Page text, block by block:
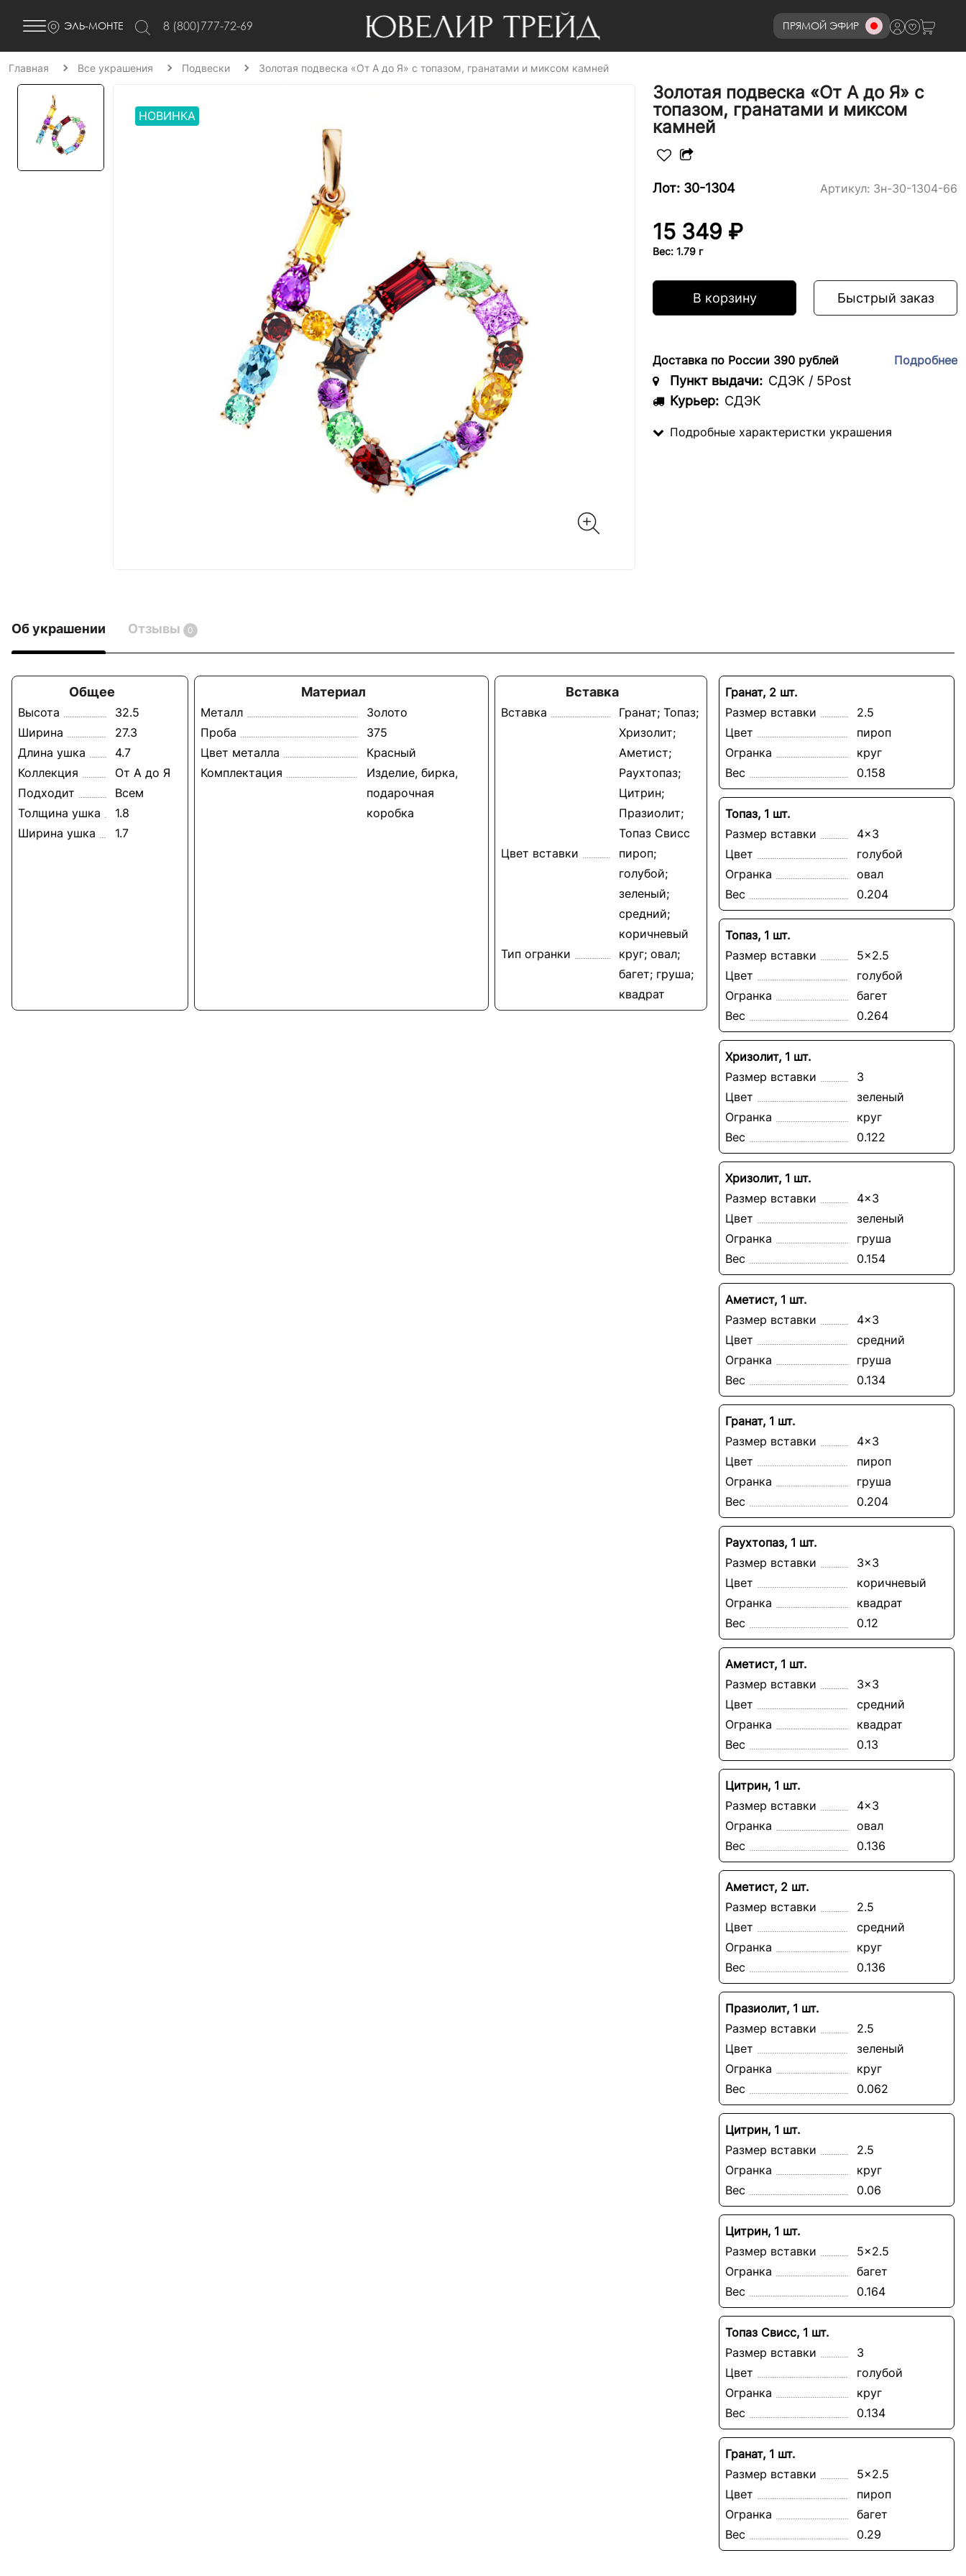
ЭЛЬ-МОНТЕ 8 (800)777-72-69 ПРЯМОЙ ЭФИР8 (800)777-72-69
Главная Все украшения Подвески Золотая подвеска «От А до Я» с топазом, гранатами и миксом камней
НОВИНКА
Золотая подвеска «От А до Я» с
топазом, гранатами и миксом
камней
Лот: 30-1304 Артикул: 3н-30-1304-66
15 349 ₽
Вес: 1.79 г
В корзину Быстрый заказ
Доставка по России 390 рублей Подробнее
Пункт выдачи: СДЭК / 5Post
Курьер: СДЭК
Подробные характеристки украшения
Об украшении Отзывы 0
Общее
Высота
32.5
Ширина
27.3
Длина ушка
4.7
Коллекция
От А до Я
Подходит
Всем
Толщина ушка
1.8
Ширина ушка
1.7
Материал
Металл
Золото
Проба
375
Цвет металла
Красный
Комплектация
Изделие, бирка,
подарочная
коробка
Вставка
Вставка
Гранат; Топаз;
Хризолит;
Аметист;
Раухтопаз;
Цитрин;
Празиолит;
Топаз Свисс
Цвет вставки
пироп;
голубой;
зеленый;
средний;
коричневый
Тип огранки
круг; овал;
багет; груша;
квадрат
Гранат, 2 шт.
Размер вставки
2.5
Цвет
пироп
Огранка
круг
Вес
0.158
Топаз, 1 шт.
Размер вставки
4x3
Цвет
голубой
Огранка
овал
Вес
0.204
Топаз, 1 шт.
Размер вставки
5x2.5
Цвет
голубой
Огранка
багет
Вес
0.264
Хризолит, 1 шт.
Размер вставки
3
Цвет
зеленый
Огранка
круг
Вес
0.122
Хризолит, 1 шт.
Размер вставки
4x3
Цвет
зеленый
Огранка
груша
Вес
0.154
Аметист, 1 шт.
Размер вставки
4x3
Цвет
средний
Огранка
груша
Вес
0.134
Гранат, 1 шт.
Размер вставки
4x3
Цвет
пироп
Огранка
груша
Вес
0.204
Раухтопаз, 1 шт.
Размер вставки
3x3
Цвет
коричневый
Огранка
квадрат
Вес
0.12
Аметист, 1 шт.
Размер вставки
3x3
Цвет
средний
Огранка
квадрат
Вес
0.13
Цитрин, 1 шт.
Размер вставки
4x3
Огранка
овал
Вес
0.136
Аметист, 2 шт.
Размер вставки
2.5
Цвет
средний
Огранка
круг
Вес
0.136
Празиолит, 1 шт.
Размер вставки
2.5
Цвет
зеленый
Огранка
круг
Вес
0.062
Цитрин, 1 шт.
Размер вставки
2.5
Огранка
круг
Вес
0.06
Цитрин, 1 шт.
Размер вставки
5x2.5
Огранка
багет
Вес
0.164
Топаз Свисс, 1 шт.
Размер вставки
3
Цвет
голубой
Огранка
круг
Вес
0.134
Гранат, 1 шт.
Размер вставки
5x2.5
Цвет
пироп
Огранка
багет
Вес
0.29